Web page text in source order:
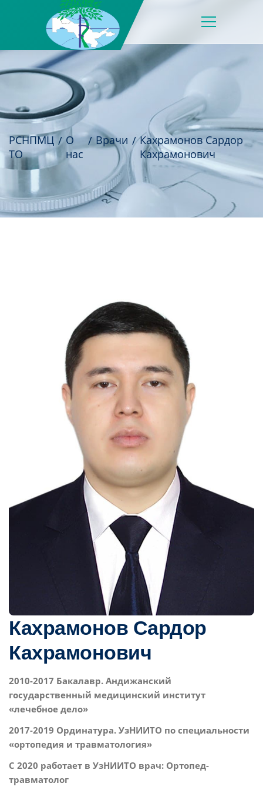
РСНПМЦ
ТО
О
нас
Врачи
Кахрамонов Сардор
Кахрамонович
Кахрамонов Сардор
Кахрамонович
2010-2017 Бакалавр. Андижанский
государственный медицинский институт
«лечебное дело»
2017-2019 Ординатура. УзНИИТО по специальности
«ортопедия и травматология»
С 2020 работает в УзНИИТО врач: Ортопед-
травматолог